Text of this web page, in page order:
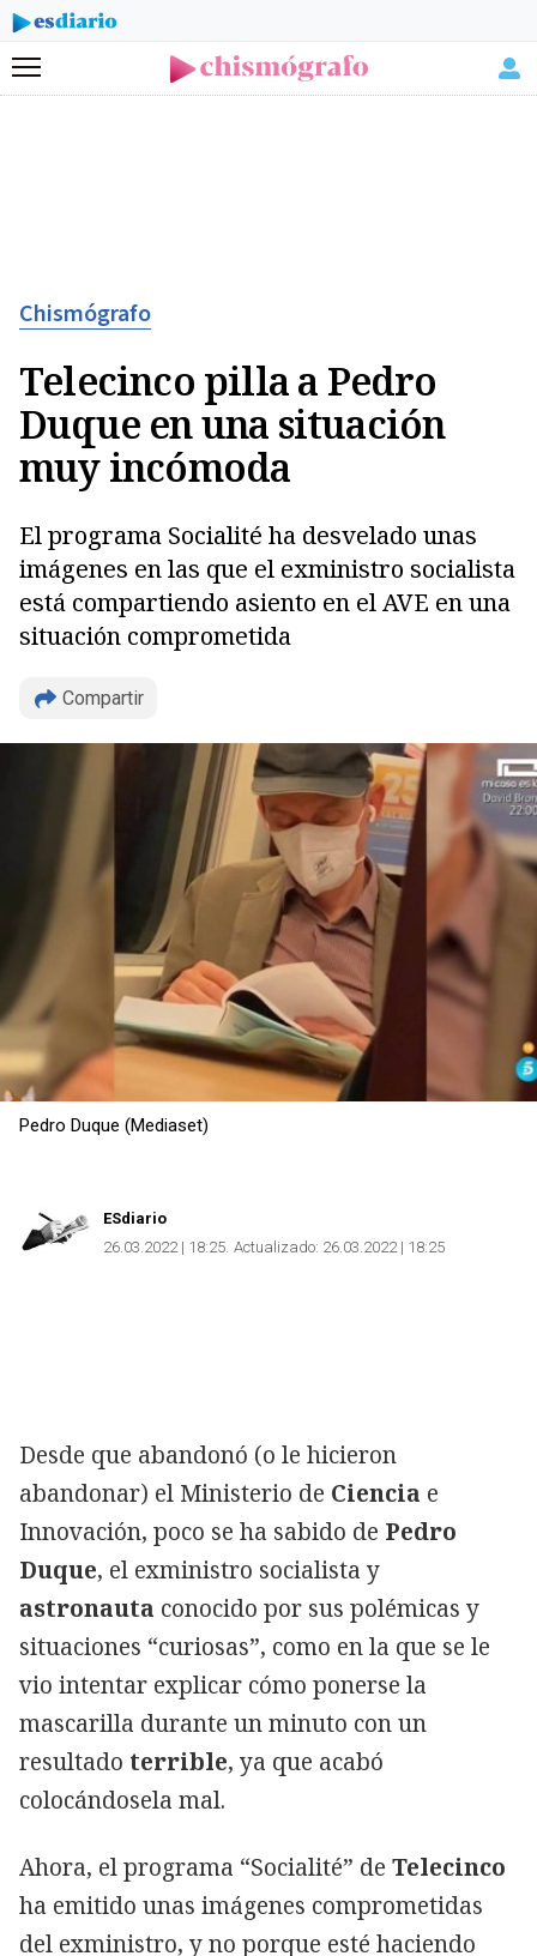
Menú
Chismógrafo
Telecinco pilla a Pedro
Duque en una situación
muy incómoda
El programa Socialité ha desvelado unas
imágenes en las que el exministro socialista
está compartiendo asiento en el AVE en una
situación comprometida
Compartir
Copiar
Pedro Duque (Mediaset)
ESdiario
26.03.2022 | 18:25 Actualizado: 26.03.2022 | 18:25
Desde que abandonó (o le hicieron
abandonar) el Ministerio de Ciencia e
Innovación, poco se ha sabido de Pedro
Duque, el exministro socialista y
astronauta conocido por sus polémicas y
situaciones “curiosas”, como en la que se le
vio intentar explicar cómo ponerse la
mascarilla durante un minuto con un
resultado terrible, ya que acabó
colocándosela mal.
Ahora, el programa “Socialité” de Telecinco
ha emitido unas imágenes comprometidas
del exministro, y no porque esté haciendo